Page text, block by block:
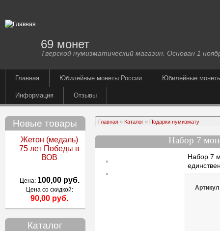
69 монет
Тверской нумизматический магазин. Основан 1
Главная Юбилейные монеты России Юбилейные
Информация Отзывы
Новые товары
Жетон (медаль)
75 лет Победы в
ВОВ
Цена: 100,00 руб.
Цена со скидкой:
90,00 руб.
Каталог
Главная» Каталог» Подарки нумизмату
Набор 7
Набор 7